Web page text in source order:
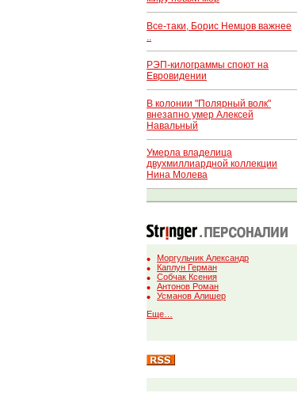
Все-таки, Борис Немцов важнее
РЭП-килограммы споют на
Евровидении
В колонии "Полярный волк"
внезапно умер Алексей
Навальный
Умерла владелица
двухмиллиардной коллекции
Нина Молева
Моргульчик Александр
Каплун Герман
Собчак Ксения
Антонов Роман
Усманов Алишер
Еще…